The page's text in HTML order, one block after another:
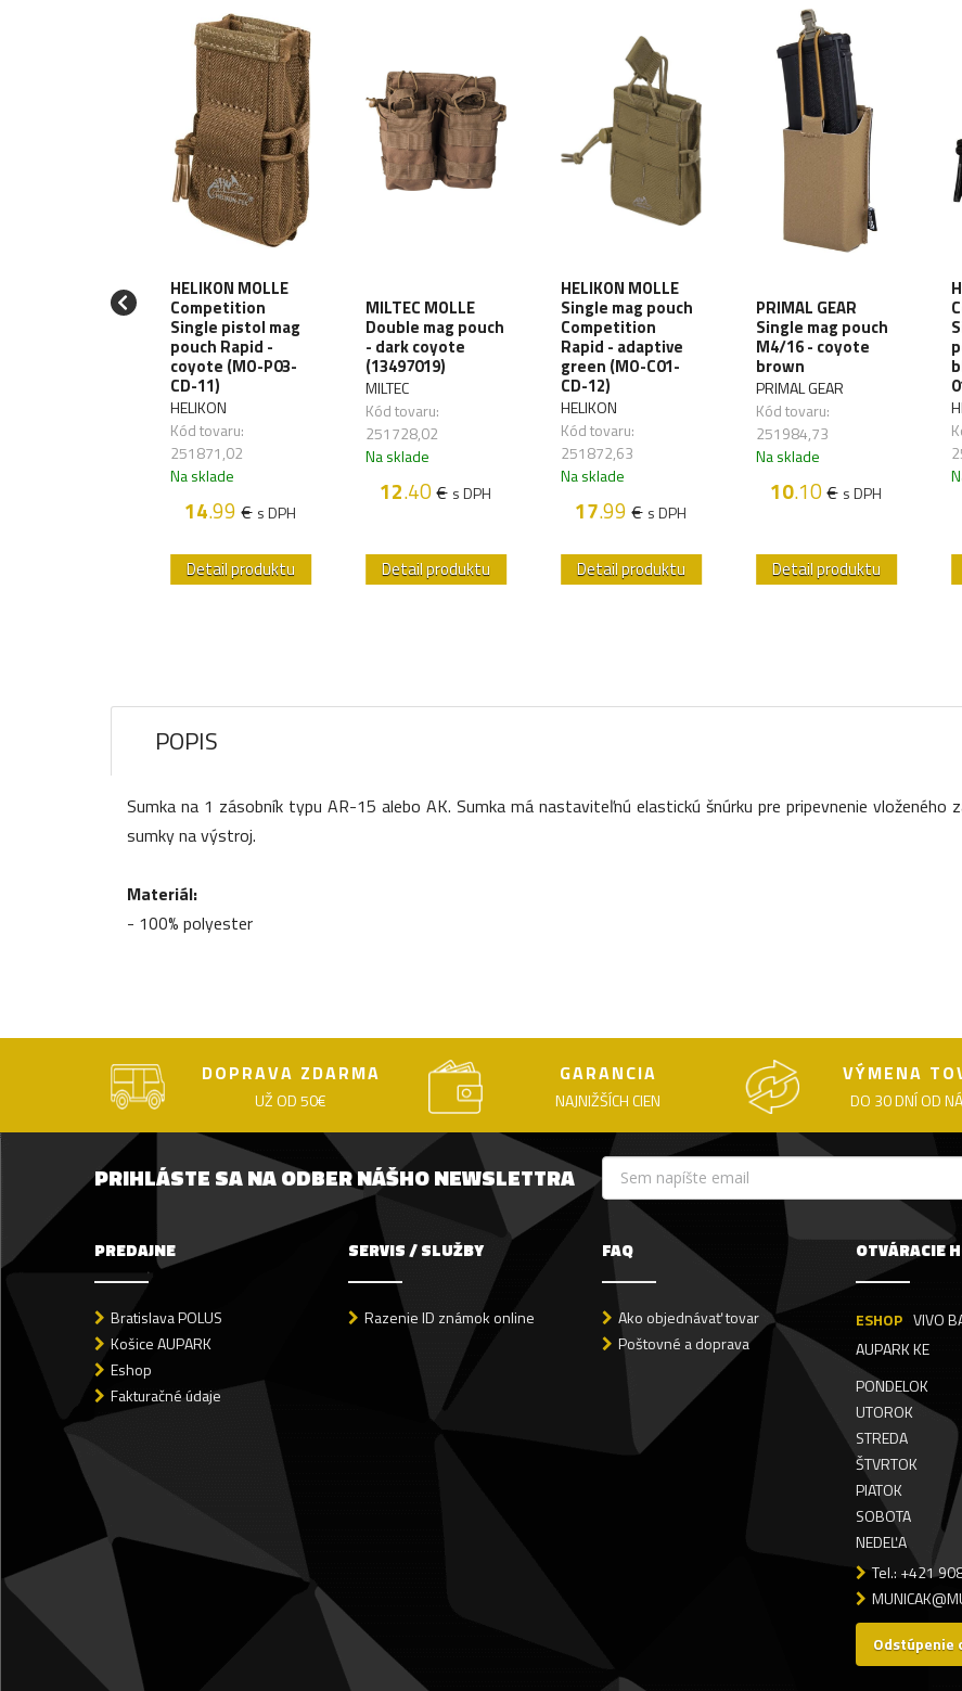
Single
HELIKON MOLLE
Competition
Single pistol mag
pouch Rapid -
coyote (MO-P03-
CD-11)
HELIKON
Kód tovaru:
251871,02
Na sklade
14.99€ s DPH
Detail produktu
MILTEC MOLLE
Double mag pouch
- dark coyote
(13497019)
MILTEC
Kód tovaru:
251728,02
Na sklade
12.40€ s DPH
Detail produktu
HELIKON MOLLE
Single mag pouch
Competition
Rapid - adaptive
green (MO-C01-
CD-12)
HELIKON
Kód tovaru:
251872,63
Na sklade
17.99€ s DPH
Detail produktu
PRIMAL GEAR
Single mag pouch
M4/16 - coyote
brown
PRIMAL GEAR
Kód tovaru:
251984,73
Na sklade
10.10€ s DPH
Detail produktu
POPIS
Sumka na 1 zásobník typu AR-15 alebo AK. Sumka má nastaviteľnú elastickú šnúrku pre pripevnenie vloženého
sumky na výstroj.
Materiál:
- 100% polyester
DOPRAVA ZDARMA
UŽ OD 50€
GARANCIA
NAJNIŽŠÍCH CIEN
VÝMENA
DO 30 DNÍ OD
PRIHLÁSTE SA NA ODBER NÁŠHO NEWSLETTRA
PREDAJNE
Bratislava POLUS
Košice AUPARK
Eshop
Fakturačné údaje
SERVIS / SLUŽBY
Razenie ID známok online
FAQ
Ako objednávať tovar
Poštovné a doprava
OTVÁRACIE
ESHOP VIVO
AUPARK KE
PONDELOK
UTOROK
STREDA
ŠTVRTOK
PIATOK
SOBOTA
NEDEĽA
Tel.: +421
Odstúpenie